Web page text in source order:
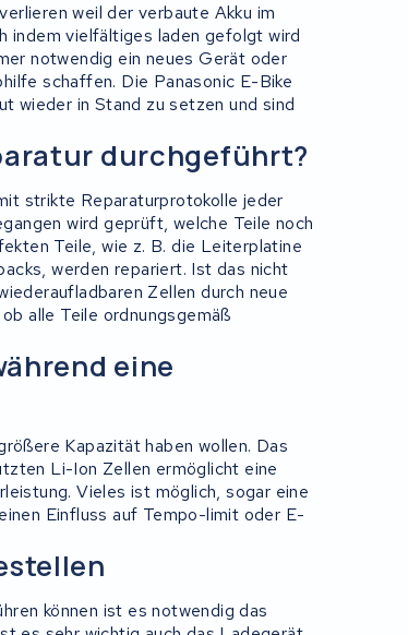
weil der verbaute Akku im
indem vielfältiges laden gefolgt wird
notwendig ein neues Gerät oder
schaffen. Die Panasonic E-Bike
wieder in Stand zu setzen und sind
durchgeführt?
strikte Reparaturprotokolle jeder
wird geprüft, welche Teile noch
Teile, wie z. B. die Leiterplatine
werden repariert. Ist das nicht
Zellen durch neue
alle Teile ordnungsgemäß
eine
Kapazität haben wollen. Das
Li-Ion Zellen ermöglicht eine
Vieles ist möglich, sogar eine
Einfluss auf Tempo-limit oder E-
können ist es notwendig das